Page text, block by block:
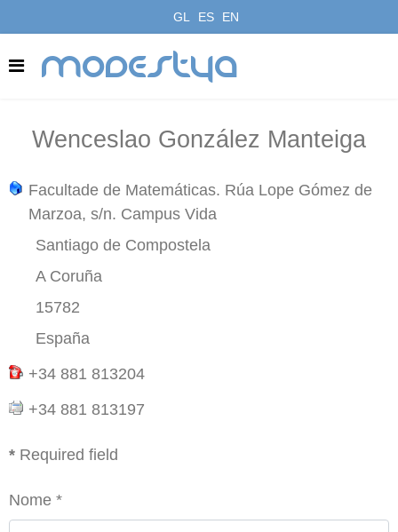
GL ES EN
modestya
Wenceslao González Manteiga
Facultade de Matemáticas. Rúa Lope Gómez de
Marzoa, s/n. Campus Vida
Santiago de Compostela
A Coruña
15782
España
+34 881 813204
+34 881 813197
* Required field
Nome *